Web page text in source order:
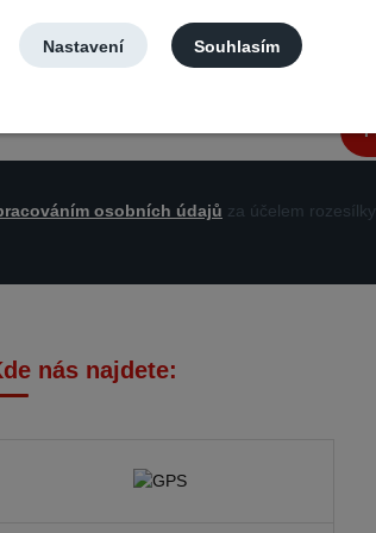
novinky, akce a
se kdykoli odhlásit. Zasíláme jednou za 14 dní.
osobních údajů za účelem
nás najdete:
Nastavení Souhlasím